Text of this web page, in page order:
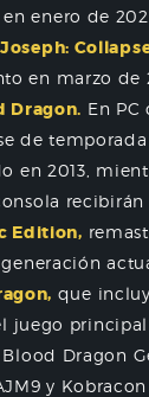
enero de
en marzo de
Dragon. En PC
de
en 2013,
recibirán
Edition,
que
juego
Blood Dragon
y Kobracon